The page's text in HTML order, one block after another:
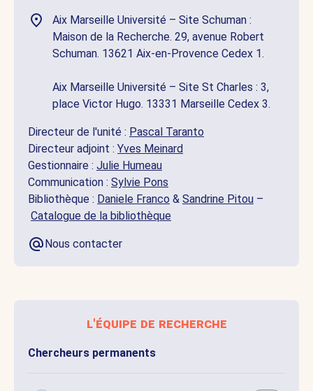
Aix Marseille Université – Site Schuman :
Maison de la Recherche. 29, avenue Robert
Schuman. 13621 Aix-en-Provence Cedex 1.
Aix Marseille Université – Site St Charles : 3,
place Victor Hugo. 13331 Marseille Cedex 3.
Directeur de l'unité : Pascal Taranto
Directeur adjoint : Yves Meinard
Gestionnaire : Julie Humeau
Communication : Sylvie Pons
Bibliothèque : Daniele Franco & Sandrine Pitou –
Catalogue de la bibliothèque
Nous contacter
l'équipe de recherche
Chercheurs permanents